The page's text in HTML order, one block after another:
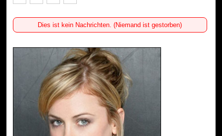
Dies ist kein Nachrichten. (Niemand ist gestorben)